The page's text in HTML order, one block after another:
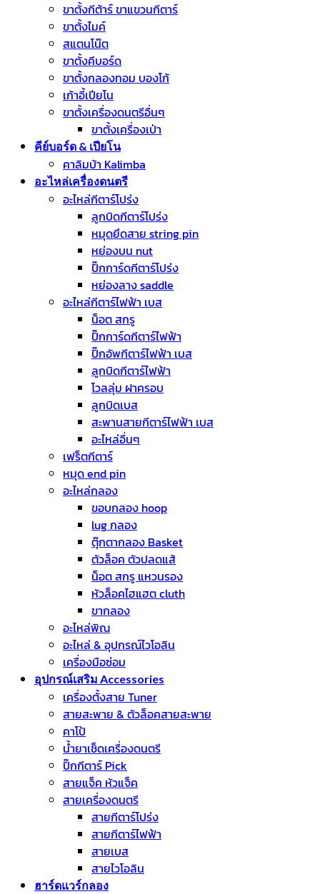
ขาตั้งกีต้าร์ ขาแขวนกีตาร์
ขาตั้งไมค์
สแตนโน๊ต
ขาตั้งคีบอร์ด
ขาตั้งกลองทอม บองโก้
เก้าอี้เปียโน
ขาตั้งเครื่องดนตรีอื่นๆ
ขาตั้งเครื่องเป่า
คีย์บอร์ด & เปียโน
คาลิมบ้า Kalimba
อะไหล่เครื่องดนตรี
อะไหล่กีตาร์โปร่ง
ลูกบิดกีตาร์โปร่ง
หมุดยึดสาย string pin
หย่องบน nut
ปิ๊กการ์ดกีตาร์โปร่ง
หย่องลาง saddle
อะไหล่กีตาร์ไฟฟ้า เบส
น็อต สกรู
ปิ๊กการ์ดกีตาร์ไฟฟ้า
ปิ๊กอัพกีตาร์ไฟฟ้า เบส
ลูกบิดกีตาร์ไฟฟ้า
โวลลุ่ม ฝาครอบ
ลูกบิดเบส
สะพานสายกีตาร์ไฟฟ้า เบส
อะไหล่อื่นๆ
เฟร็ตกีตาร์
หมุด end pin
อะไหล่กลอง
ขอบกลอง hoop
lug กลอง
ตุ๊กตากลอง Basket
ตัวล็อค ตัวปลดแส้
น็อต สกรู แหวนรอง
หัวล็อคไฮแฮต cluth
ขากลอง
อะไหล่พิณ
อะไหล่ & อุปกรณ์ไวโอลิน
เครื่องมือซ่อม
อุปกรณ์เสริม Accessories
เครื่องตั้งสาย Tuner
สายสะพาย & ตัวล็อคสายสะพาย
คาโป้
น้ำยาเช็ดเครื่องดนตรี
ปิ๊กกีตาร์ Pick
สายแจ็ค หัวแจ็ค
สายเครื่องดนตรี
สายกีตาร์โปร่ง
สายกีตาร์ไฟฟ้า
สายเบส
สายไวโอลิน
ฮาร์ดแวร์กลอง